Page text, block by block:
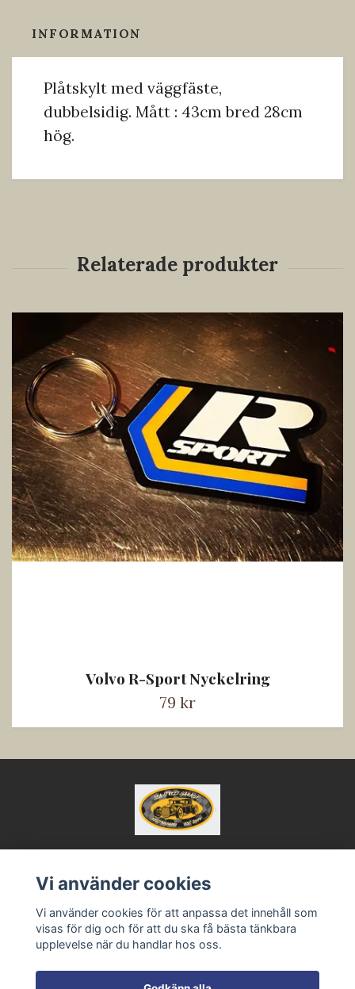
INFORMATION
Plåtskylt med väggfäste,
dubbelsidig. Mått : 43cm bred 28cm
hög.
Volvo R-Sport Nyckelring
79 kr
Kontakt
Köpvillkor
Vi använder cookies
Vi använder cookies för att anpassa det innehåll som
visas för dig och för att du ska få bästa tänkbara
upplevelse när du handlar hos oss.